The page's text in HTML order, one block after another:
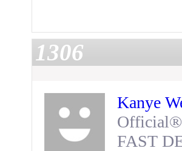
1306
Kanye
FAST